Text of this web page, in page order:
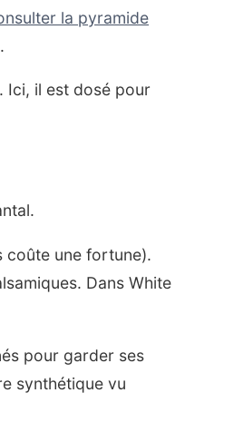
la pyramide
Ici, il est dosé pour
coûte une fortune).
Dans White
pour garder ses
synthétique vu